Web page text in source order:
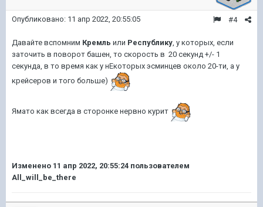
#4
Опубликовано: 11 апр 2022, 20:55:05
Давайте вспомним Кремль или Республику, у которых, если
заточить в поворот башен, то скорость в 20 секунд +/- 1
секунда, в то время как у нЕкоторых эсминцев около 20-ти, а у
крейсеров и того больше)
Ямато как всегда в сторонке нервно курит
Изменено 11 апр 2022, 20:55:24 пользователем
All_will_be_there